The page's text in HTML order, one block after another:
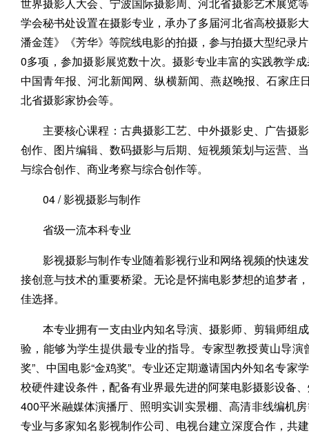
学会秘书处设置在摄影专业，承办了多届河北省高校摄影
潘金莲》《芳华》等院线电影的拍摄，参与拍摄大型纪录
0多项，参加摄影展览数十次。摄影专业丰富的实践教学
中国青年报、河北新闻网、纵横新闻、燕赵晚报、石家
北省摄影家协会等。
主要核心课程：古典摄影工艺、中外摄影史、广告摄
创作、图片编辑、数码摄影与后期、短视频策划与运营、
与综合创作、商业考察与综合创作等。
04 / 影视摄影与制作
省级一流本科专业
影视摄影与制作专业随着影视行业和网络视频的快速
接创意与技术的重要桥梁。无论是怀揣电影梦想的追梦者
佳选择。
本专业拥有一支由业内知名导演、摄影师、剪辑师组
验，能够为学生提供最专业的指导。专家型教授黄山导
奖”、中国电影“金鸡奖”。专业还定期邀请国内外知名专
校硬件建设条件，配备有业界最先进的阿莱电影摄影设备
400平米融媒体演播厅、照明实训实景棚、高清非线编机
专业与多家知名影视制作公司、电视台建立深度合作，共